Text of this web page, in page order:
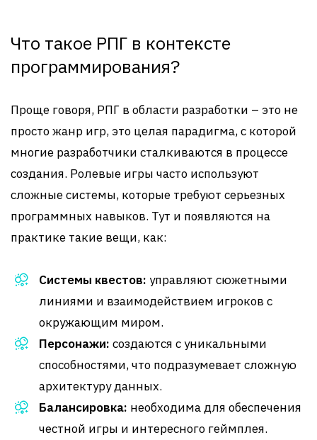
Что такое РПГ в контексте
программирования?
Проще говоря, РПГ в области разработки – это не
просто жанр игр, это целая парадигма, с которой
многие разработчики сталкиваются в процессе
создания. Ролевые игры часто используют
сложные системы, которые требуют серьезных
программных навыков. Тут и появляются на
практике такие вещи, как:
Системы квестов: управляют сюжетными
линиями и взаимодействием игроков с
окружающим миром.
Персонажи: создаются с уникальными
способностями, что подразумевает сложную
архитектуру данных.
Балансировка: необходима для обеспечения
честной игры и интересного геймплея.